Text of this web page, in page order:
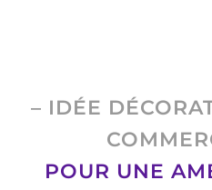
– IDÉE
POUR UNE